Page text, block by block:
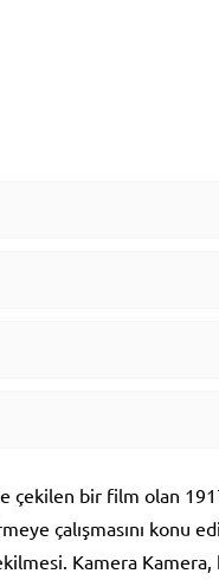
çekilen bir film olan
çalışmasını konu
Kamera